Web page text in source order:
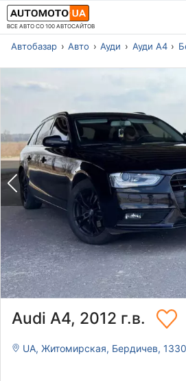
ВСЕ АВТО СО 100 АВТОСАЙТОВ
Автобазар Авто Ауди Ауди А4
Audi A4, 2012 г.в.
UA, Житомирская, Бердичев,